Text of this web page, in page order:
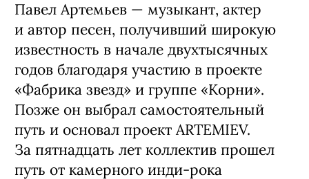
Группа ARTEMIEV под руководством
Павла представляет новый мини-
альбом «Нокаут» — самый
электронный и многослойный релиз
в своей 15-летней истории. Слушателей
ждет кинематографичная программа,
где фирменная живая
инструментальная основа соединяется
с новыми звуковыми экспериментами.